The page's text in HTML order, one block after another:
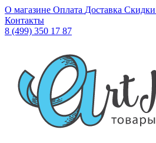
О магазине Оплата Доставка Скидки
Контакты
8 (499) 350 17 87